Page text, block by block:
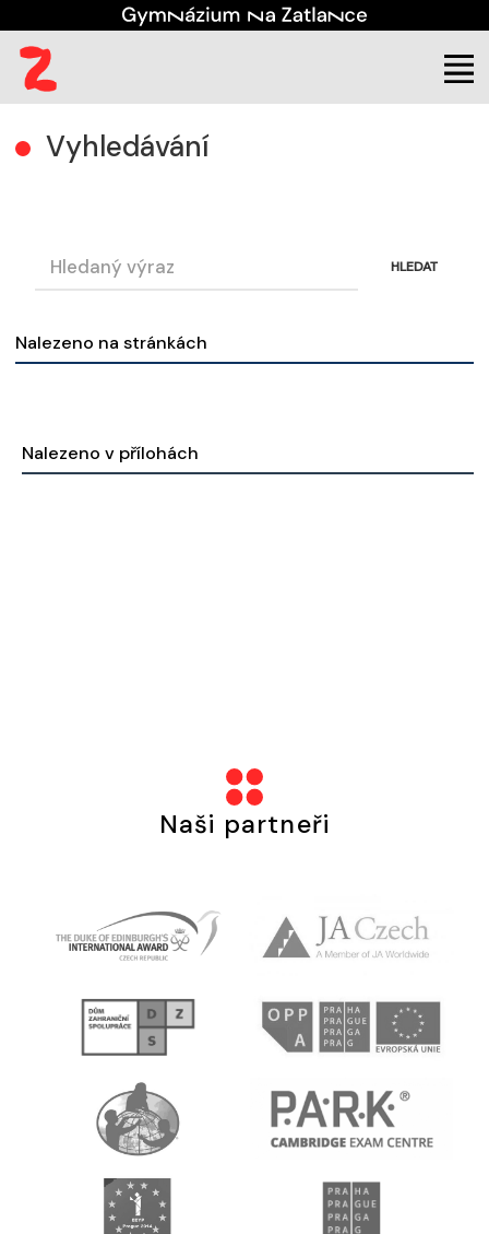
Vyhledávání(aktuální)
Vyhledávání
HLEDAT
Nalezeno na stránkách
Nalezeno v přílohách
Naši partneři